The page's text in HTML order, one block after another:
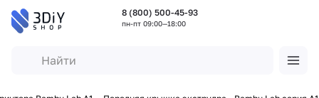
8 (800) 500-45-93
пн-пт 09:00—18:00